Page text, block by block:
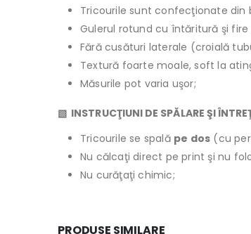
Tricourile sunt confecţionate din
Gulerul rotund cu întăritură şi
Fără cusături laterale (croială
Textură foarte moale, soft la
Măsurile pot varia uşor;
▧ INSTRUCŢIUNI DE SPĂLARE ŞI
Tricourile se spală pe dos (cu
Nu călcaţi direct pe print şi nu
Nu curăţaţi chimic;
PRODUSE SIMILARE